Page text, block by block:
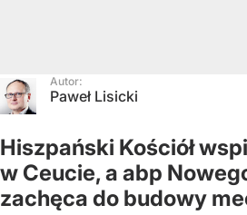
Autor:
Paweł Lisicki
Hiszpański Kościół
w Ceucie, a abp
zachęca do budowy